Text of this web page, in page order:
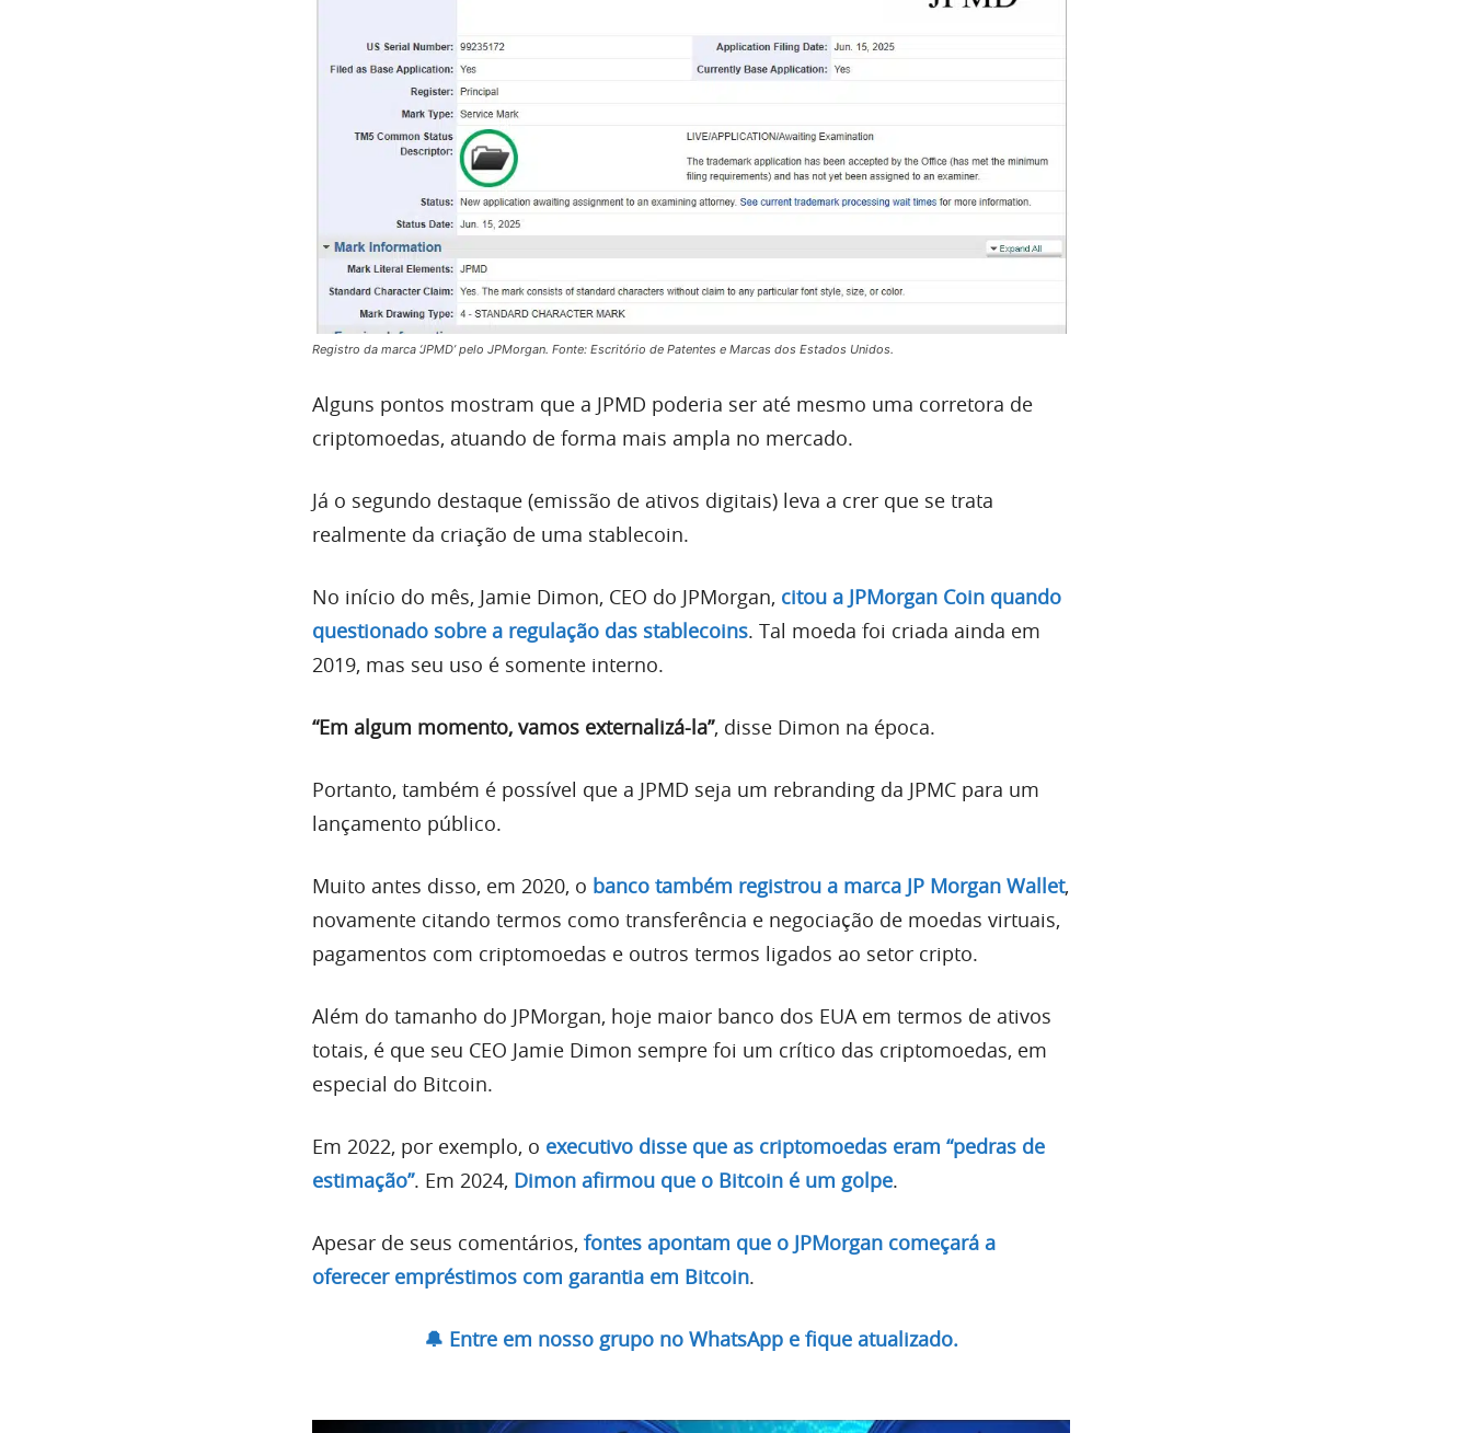
Registro da marca ‘JPMD’ pelo JPMorgan. Fonte: Escritório de Patentes e Marcas dos Estados Unidos.
Alguns pontos mostram que a JPMD poderia ser até mesmo uma corretora de
criptomoedas, atuando de forma mais ampla no mercado.
Já o segundo destaque (emissão de ativos digitais) leva a crer que se trata
realmente da criação de uma stablecoin.
No início do mês, Jamie Dimon, CEO do JPMorgan, citou a JPMorgan Coin quando
questionado sobre a regulação das stablecoins. Tal moeda foi criada ainda em
2019, mas seu uso é somente interno.
“Em algum momento, vamos externalizá-la”, disse Dimon na época.
Portanto, também é possível que a JPMD seja um rebranding da JPMC para um
lançamento público.
Muito antes disso, em 2020, o banco também registrou a marca JP Morgan Wallet,
novamente citando termos como transferência e negociação de moedas virtuais,
pagamentos com criptomoedas e outros termos ligados ao setor cripto.
Além do tamanho do JPMorgan, hoje maior banco dos EUA em termos de ativos
totais, é que seu CEO Jamie Dimon sempre foi um crítico das criptomoedas, em
especial do Bitcoin.
Em 2022, por exemplo, o executivo disse que as criptomoedas eram “pedras de
estimação”. Em 2024, Dimon afirmou que o Bitcoin é um golpe.
Apesar de seus comentários, fontes apontam que o JPMorgan começará a
oferecer empréstimos com garantia em Bitcoin.
🔔 Entre em nosso grupo no WhatsApp e fique atualizado.